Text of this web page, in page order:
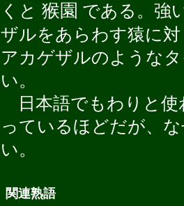
くと 猴園 である。強
ザルをあらわす猿に
アカゲザルのような
い。
日本語でもわりと使
っているほどだが、
い。
関連熟語